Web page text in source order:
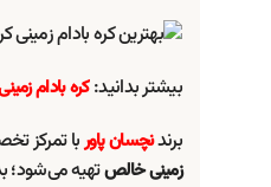
بیشتر بدانید:کره بادام
برندنچسان پاوربا تمرکز
زمینی خالصتهیه می‌شود؛